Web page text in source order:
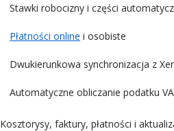
Stawki robocizny i części
Płatności online i osobiste
Dwukierunkowa synchronizacja z
Automatyczne obliczanie podatku
Kosztorysy, faktury, płatności i